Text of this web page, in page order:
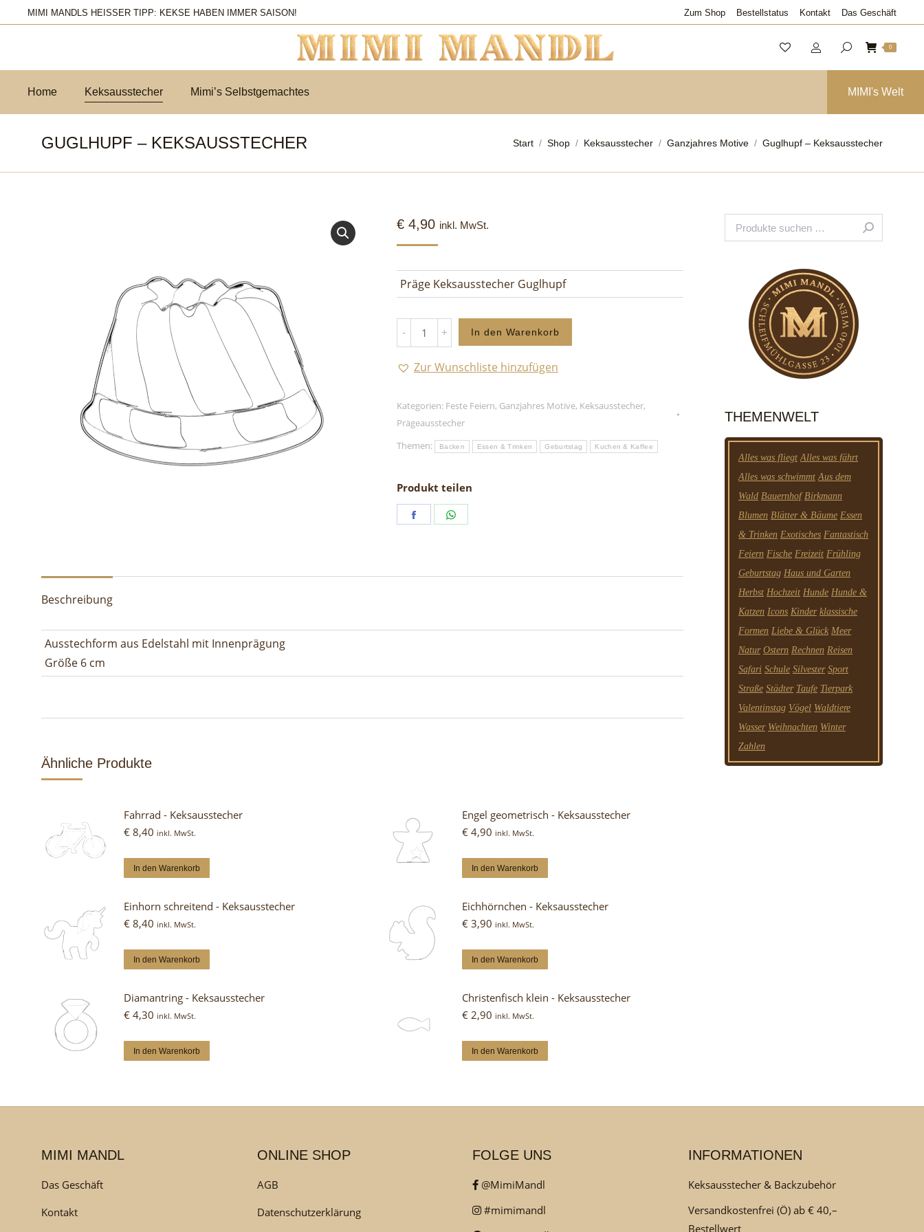
MIMI MANDLS HEISSER TIPP: KEKSE HABEN IMMER SAISON! Zum Shop Bestellstatus Kontakt Das Geschäft
0
Home Keksausstecher Mimi’s Selbstgemachtes MIMI's Welt
GUGLHUPF – KEKSAUSSTECHER Sie befinden sich hier:
Start Shop Keksausstecher Ganzjahres Motive Guglhupf – Keksausstecher
€ 4,90 inkl. MwSt.
Präge Keksausstecher Guglhupf
Guglhupf
-
Keksausstecher
In den Warenkorb
Zur Wunschliste hinzufügen
Kategorien: Feste Feiern, Ganzjahres Motive, Keksausstecher,
Prägeausstecher
Themen:
Backen Essen & Trinken Geburtstag Kuchen & Kaffee
Produkt teilen
Share
Beschreibung
Ausstechform aus Edelstahl mit Innenprägung
Größe 6 cm
Ähnliche Produkte
Fahrrad - Keksausstecher
€ 8,40 inkl. MwSt.
In den Warenkorb
Engel geometrisch - Keksausstecher
€ 4,90 inkl. MwSt.
In den Warenkorb
Einhorn schreitend - Keksausstecher
€ 8,40 inkl. MwSt.
In den Warenkorb
Eichhörnchen - Keksausstecher
€ 3,90 inkl. MwSt.
In den Warenkorb
Diamantring - Keksausstecher
€ 4,30 inkl. MwSt.
In den Warenkorb
Christenfisch klein - Keksausstecher
€ 2,90 inkl. MwSt.
In den Warenkorb
THEMENWELT
Alles was fliegt Alles was fährt
Alles was schwimmt Aus dem
Wald Bauernhof Birkmann
Blumen Blätter & Bäume Essen
& Trinken Exotisches Fantastisch
Feiern Fische Freizeit Frühling
Geburtstag Haus und Garten
Herbst Hochzeit Hunde Hunde &
Katzen Icons Kinder klassische
Formen Liebe & Glück Meer
Natur Ostern Rechnen Reisen
Safari Schule Silvester Sport
Straße Städter Taufe Tierpark
Valentinstag Vögel Waldtiere
Wasser Weihnachten Winter
Zahlen
MIMI MANDL
Das Geschäft
Kontakt
ONLINE SHOP
AGB
Datenschutzerklärung
FOLGE UNS
@MimiMandl
#mimimandl
INFORMATIONEN
Keksausstecher & Backzubehör
Versandkostenfrei (Ö) ab € 40,–
Bestellwert